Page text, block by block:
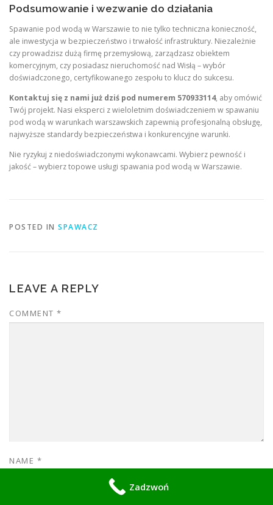
Podsumowanie i wezwanie do działania
Spawanie pod wodą w Warszawie to nie tylko techniczna konieczność,
ale inwestycja w bezpieczeństwo i trwałość infrastruktury. Niezależnie
czy prowadzisz dużą firmę przemysłową, zarządzasz obiektem
komercyjnym, czy posiadasz nieruchomość nad Wisłą – wybór
doświadczonego, certyfikowanego zespołu to klucz do sukcesu.
Kontaktuj się z nami już dziś pod numerem 570933114, aby omówić
Twój projekt. Nasi eksperci z wieloletnim doświadczeniem w spawaniu
pod wodą w warunkach warszawskich zapewnią profesjonalną obsługę,
najwyższe standardy bezpieczeństwa i konkurencyjne warunki.
Nie ryzykuj z niedoświadczonymi wykonawcami. Wybierz pewność i
jakość – wybierz topowe usługi spawania pod wodą w Warszawie.
POSTED IN SPAWACZ
LEAVE A REPLY
COMMENT *
NAME *
Zadzwoń